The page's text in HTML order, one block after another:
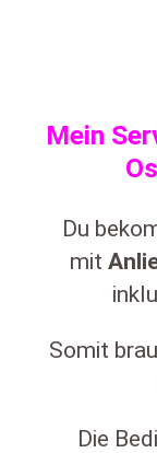
Mein
Du
mit
Somit
Die